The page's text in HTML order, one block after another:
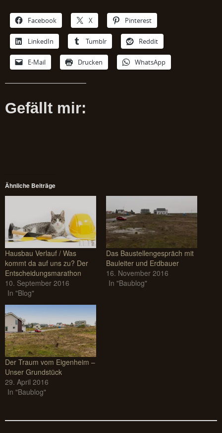
Facebook X Pinterest
LinkedIn Tumblr Reddit
E-Mail Drucken WhatsApp
Gefällt mir:
Ähnliche Beiträge
Hausbau Verlauf / Was
kommt da auf uns zu? Der
Entscheidungsmarathon
10. September 2016
In "Blog"
Das Baustellengespräch mit
Bauleiter und Erdbauer
16. November 2016
In "Baublog"
Der Traum vom Eigenheim –
Unser Grundstück
29. April 2016
In "Baublog"